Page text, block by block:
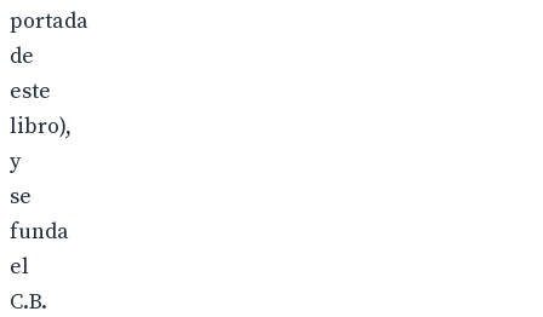
portada
de
este
libro),
y
se
funda
el
C.B.